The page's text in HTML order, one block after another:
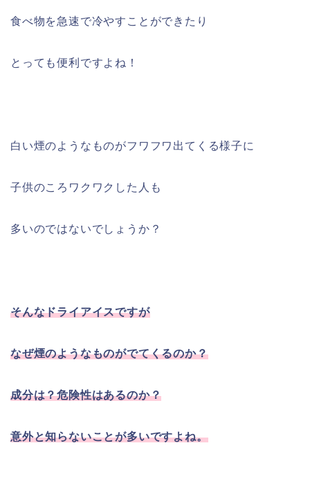
食べ物を急速で冷やすことができたり
とっても便利ですよね！
白い煙のようなものがフワフワ出てくる様子に
子供のころワクワクした人も
多いのではないでしょうか？
そんなドライアイスですが
なぜ煙のようなものがでてくるのか？
成分は？危険性はあるのか？
意外と知らないことが多いですよね。